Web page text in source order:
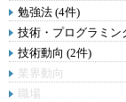
勉強法 (4件)
技術・プログラミン
技術動向 (2件)
業界動向
職場